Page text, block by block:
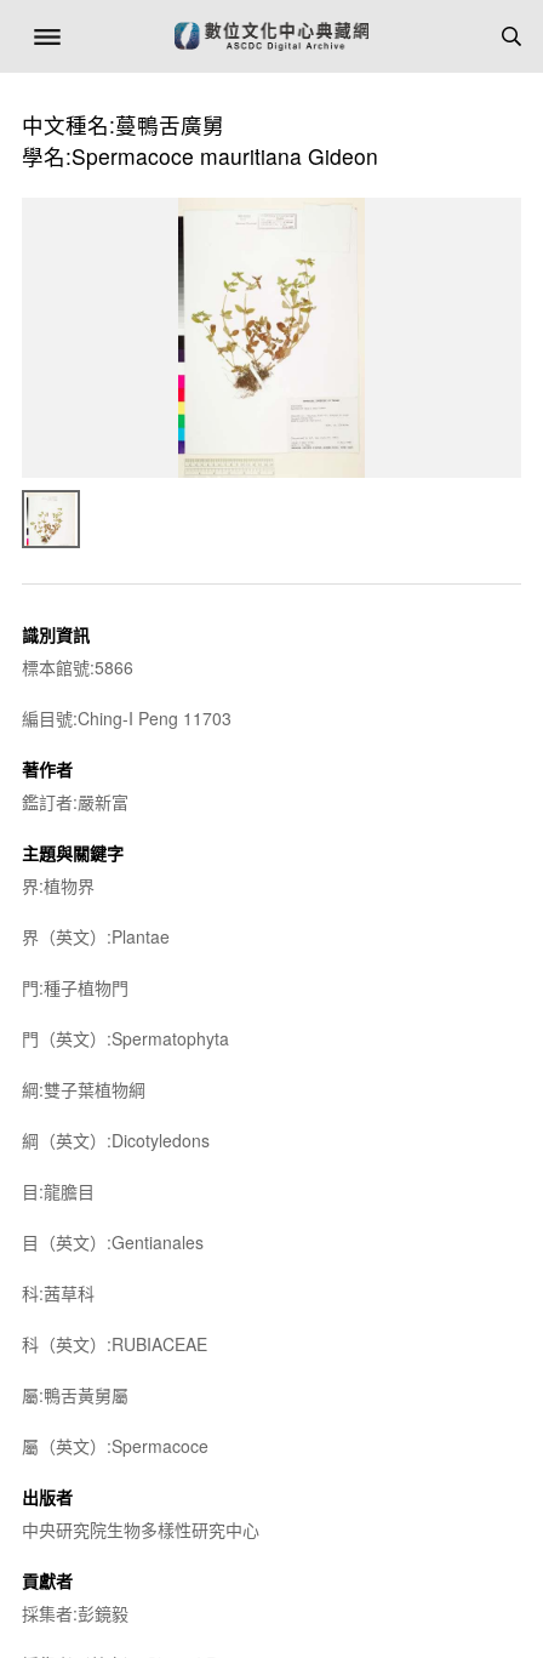
中文種名:蔓鴨舌廣舅
學名:Spermacoce mauritiana Gideon
識別資訊
標本館號:5866
編目號:Ching-I Peng 11703
著作者
鑑訂者:嚴新富
主題與關鍵字
界:植物界
界（英文）:Plantae
門:種子植物門
門（英文）:Spermatophyta
綱:雙子葉植物綱
綱（英文）:Dicotyledons
目:龍膽目
目（英文）:Gentianales
科:茜草科
科（英文）:RUBIACEAE
屬:鴨舌黃舅屬
屬（英文）:Spermacoce
出版者
中央研究院生物多樣性研究中心
貢獻者
採集者:彭鏡毅